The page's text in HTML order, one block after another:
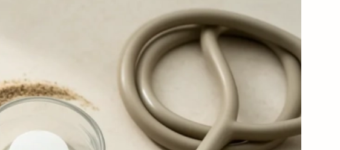
Viagra Profesional
Sildenafil
Profesional
Sildenafil